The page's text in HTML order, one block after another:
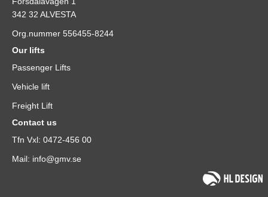
342 32 ALVESTA
Org.nummer 556455-8244
Our lifts
Passenger Lifts
Vehicle lift
Freight Lift
Contact us
Tfn Vxl: 0472-456 00
Mail: info@gmv.se